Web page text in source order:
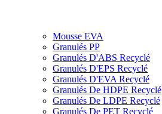
Mousse EVA
Granulés PP
Granulés D'ABS Recyclé
Granulés D'EPS Recyclé
Granulés D'EVA Recyclé
Granulés De HDPE Recyclé
Granulés De LDPE Recyclé
Granulés De PET Recyclé